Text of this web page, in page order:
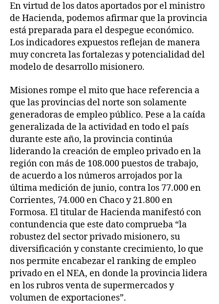
En virtud de los datos aportados por el ministro
de Hacienda, podemos afirmar que la provincia
está preparada para el despegue económico.
Los indicadores expuestos reflejan de manera
muy concreta las fortalezas y potencialidad del
modelo de desarrollo misionero.
Misiones rompe el mito que hace referencia a
que las provincias del norte son solamente
generadoras de empleo público. Pese a la caída
generalizada de la actividad en todo el país
durante este año, la provincia continúa
liderando la creación de empleo privado en la
región con más de 108.000 puestos de trabajo,
de acuerdo a los números arrojados por la
última medición de junio, contra los 77.000 en
Corrientes, 74.000 en Chaco y 21.800 en
Formosa. El titular de Hacienda manifestó con
contundencia que este dato comprueba “la
robustez del sector privado misionero, su
diversificación y constante crecimiento, lo que
nos permite encabezar el ranking de empleo
privado en el NEA, en donde la provincia lidera
en los rubros venta de supermercados y
volumen de exportaciones”.